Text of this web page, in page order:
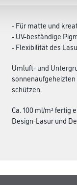
- Für matte und
- UV-beständige
- Flexibilität des
Umluft- und
schützen.
Ca. 100 ml/m² fertig
Design-Lasur und